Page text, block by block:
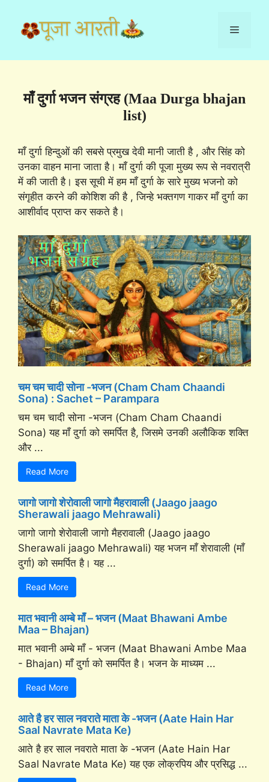
content
Menu
माँ दुर्गा भजन संग्रह (Maa Durga bhajan
list)
माँ दुर्गा हिन्दुओं की सबसे प्रमुख देवी मानी जाती है , और सिंह को
उनका वाहन माना जाता है। माँ दुर्गा की पूजा मुख्य रूप से नवरात्री
में की जाती है। इस सूची में हम माँ दुर्गा के सारे मुख्य भजनो को
संगृहीत करने की कोशिश की है , जिन्हे भक्तगण गाकर माँ दुर्गा का
आशीर्वाद प्राप्त कर सकते है।
चम चम चादी सोना -भजन (Cham Cham Chaandi
Sona) : Sachet – Parampara
चम चम चादी सोना -भजन (Cham Cham Chaandi
Sona) यह माँ दुर्गा को समर्पित है, जिसमे उनकी अलौकिक शक्ति
और ...
Read More
जागो जागो शेरोवाली जागो मैहरावाली (Jaago jaago
Sherawali jaago Mehrawali)
जागो जागो शेरोवाली जागो मैहरावाली (Jaago jaago
Sherawali jaago Mehrawali) यह भजन माँ शेरावाली (माँ
दुर्गा) को समर्पित है। यह ...
Read More
मात भवानी अम्बे माँ – भजन (Maat Bhawani Ambe
Maa – Bhajan)
मात भवानी अम्बे माँ - भजन (Maat Bhawani Ambe Maa
- Bhajan) माँ दुर्गा को समर्पित है। भजन के माध्यम ...
Read More
आते है हर साल नवराते माता के -भजन (Aate Hain Har
Saal Navrate Mata Ke)
आते है हर साल नवराते माता के -भजन (Aate Hain Har
Saal Navrate Mata Ke) यह एक लोक्रपिय और प्रसिद्ध ...